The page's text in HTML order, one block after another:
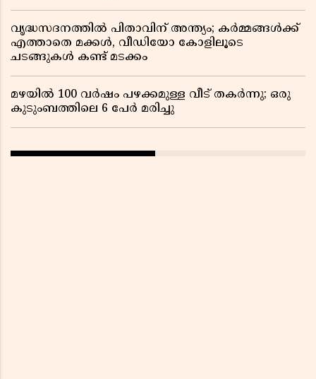
വൃദ്ധസദനത്തിൽ പിതാവിന് അന്ത്യം; കർമ്മങ്ങൾക്ക്
എത്താതെ മക്കൾ, വീഡിയോ കോളിലൂടെ
ചടങ്ങുകൾ കണ്ട് മടക്കം
മഴയിൽ 100 വർഷം പഴക്കമുള്ള വീട് തകർന്നു; ഒരു
കുടുംബത്തിലെ 6 പേർ മരിച്ചു